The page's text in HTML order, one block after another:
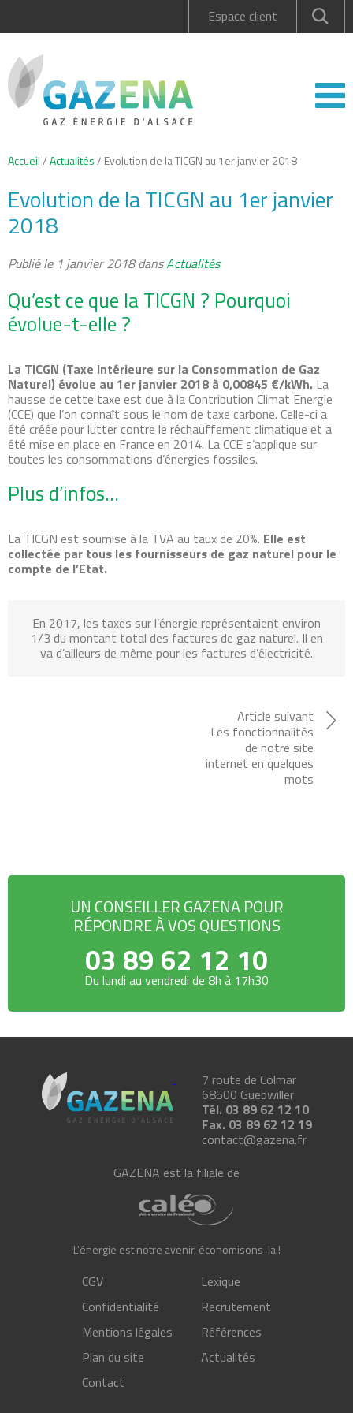
Espace client
Accueil/Actualités/ Evolution de la TICGN au 1er janvier 2018
Evolution de la TICGN au 1er janvier
2018
Publié le 1 janvier 2018dansActualités
Qu’est ce que la TICGN ? Pourquoi
évolue-t-elle ?
La TICGN (Taxe Intérieure sur la Consommation de Gaz
Naturel) évolue au 1erjanvier 2018 à 0,00845 €/kWh. La
hausse de cette taxe est due à la Contribution Climat Energie
(CCE) que l’on connaît sous le nom de taxe carbone. Celle-ci a
été créée pour lutter contre le réchauffement climatique et a
été mise en place en France en 2014. La CCE s’applique sur
toutes les consommations d’énergies fossiles.
Plus d’infos…
La TICGN est soumise à la TVA au taux de 20%. Elle est
collectée par tous les fournisseurs de gaz naturel pour le
compte de l’Etat.
En 2017, les taxes sur l’énergie représentaient environ
1/3 du montant total des factures de gaz naturel. Il en
va d’ailleurs de même pour les factures d’électricité.
Article suivant
Les fonctionnalités
de notre site
internet en quelques
mots
UN CONSEILLER GAZENA POUR
RÉPONDRE À VOS QUESTIONS
03 89 62 12 10
Du lundi au vendredi de 8h à 17h30
7 route de Colmar
68500 Guebwiller
Tél. 03 89 62 12 10
Fax. 03 89 62 12 19
contact@gazena.fr
GAZENA est la filiale de
L'énergie est notre avenir, économisons-la !
CGV
Confidentialité
Mentions légales
Plan du site
Contact
Lexique
Recrutement
Références
Actualités